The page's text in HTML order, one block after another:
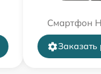
Смартфон
Заказать